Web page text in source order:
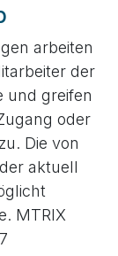
arbeiten
der
und greifen
oder
Die von
aktuell
MTRIX